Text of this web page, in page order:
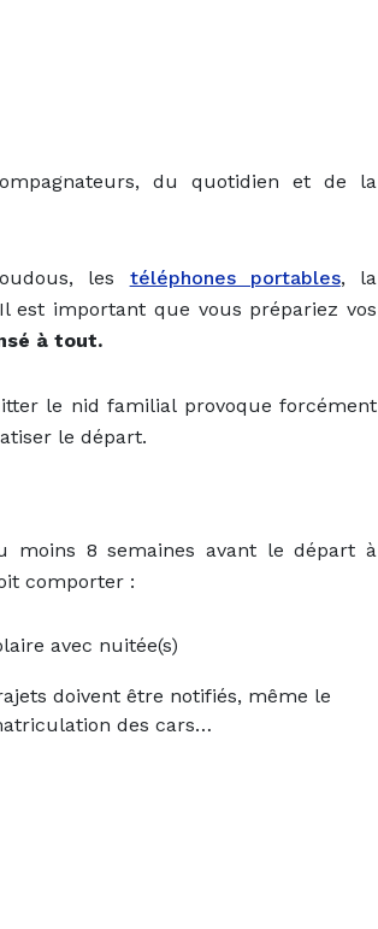
du quotidien et de la
les téléphones portables, la
est important que vous prépariez vos
à tout.
le nid familial provoque forcément
le départ.
moins 8 semaines avant le départ à
comporter :
avec nuitée(s)
doivent être notifiés, même le
des cars…